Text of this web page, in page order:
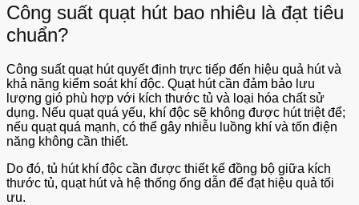
Công suất quạt hút bao nhiêu là đạt tiêu
chuẩn?
Công suất quạt hút quyết định trực tiếp đến hiệu quả hút và
khả năng kiểm soát khí độc. Quạt hút cần đảm bảo lưu
lượng gió phù hợp với kích thước tủ và loại hóa chất sử
dụng. Nếu quạt quá yếu, khí độc sẽ không được hút triệt để;
nếu quạt quá mạnh, có thể gây nhiễu luồng khí và tốn điện
năng không cần thiết.
Do đó, tủ hút khí độc cần được thiết kế đồng bộ giữa kích
thước tủ, quạt hút và hệ thống ống dẫn để đạt hiệu quả tối
ưu.